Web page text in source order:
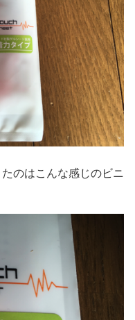
のはこんな感じのビニ